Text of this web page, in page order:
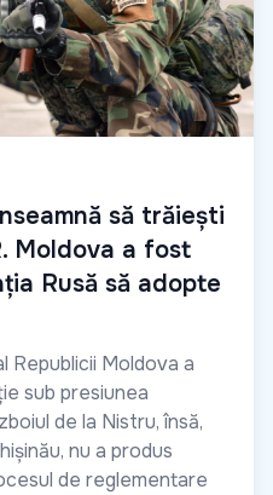
să trăiești
Moldova a fost
Rusă să adopte
Republicii Moldova a
sub presiunea
de la Nistru, însă,
nu a produs
de reglementare